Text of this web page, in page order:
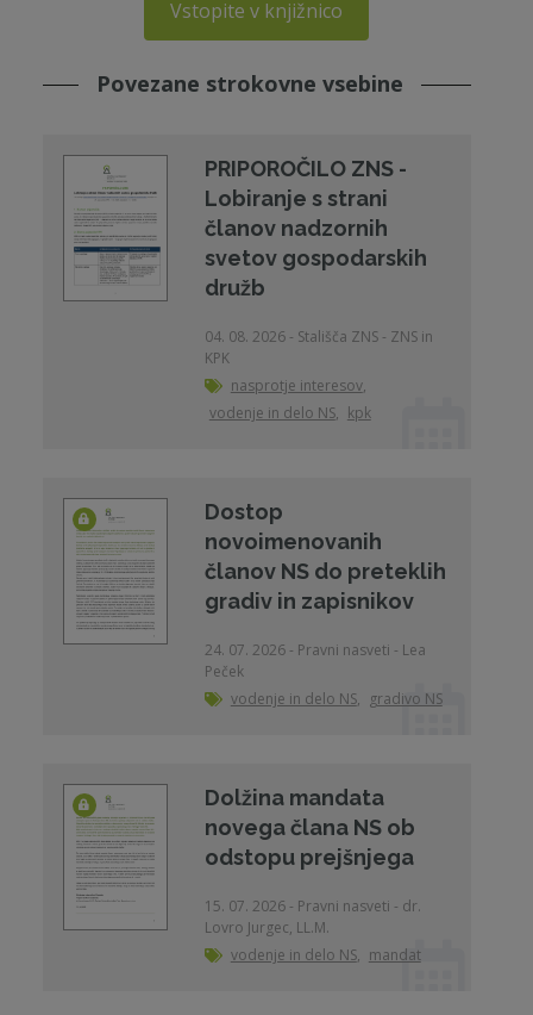
Vstopite v knjižnico
Povezane strokovne vsebine
PRIPOROČILO ZNS -
Lobiranje s strani
članov nadzornih
svetov gospodarskih
družb
04. 08. 2026 - Stališča ZNS - ZNS in
KPK
nasprotje interesov,
vodenje in delo NS, kpk
Dostop
novoimenovanih
članov NS do preteklih
gradiv in zapisnikov
24. 07. 2026 - Pravni nasveti - Lea
Peček
vodenje in delo NS, gradivo NS
Dolžina mandata
novega člana NS ob
odstopu prejšnjega
15. 07. 2026 - Pravni nasveti - dr.
Lovro Jurgec, LL.M.
vodenje in delo NS, mandat